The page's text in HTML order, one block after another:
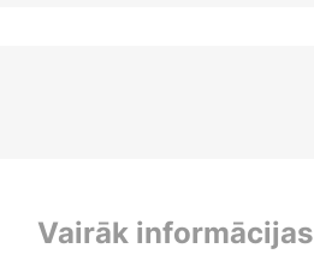
Vairāk informācijas